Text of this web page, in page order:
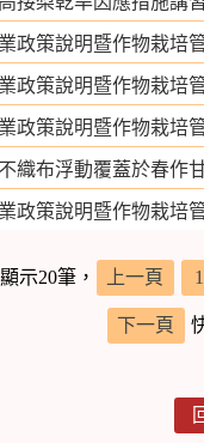
政策說明暨作物栽培
政策說明暨作物栽培
政策說明暨作物栽培
織布浮動覆蓋於春作
政策說明暨作物栽培
示20筆， 上一頁 1
下一頁